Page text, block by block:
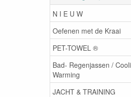
N I E U W
Oefenen met de Kraai
PET-TOWEL ®
Bad- Regenjassen /
Warming
JACHT & TRAINING